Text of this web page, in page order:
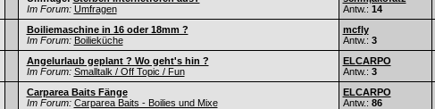
Im Forum: Umfragen
Antw.: 14
Boiliemaschine in 16 oder 18mm ?
Im Forum: Boilieküche
mcfly
Antw.: 3
Angelurlaub geplant ? Wo geht's hin ?
Im Forum: Smalltalk / Off Topic / Fun
ELCARPO
Antw.: 3
Carparea Baits Fänge
Im Forum: Carparea Baits - Boilies und Mixe
ELCARPO
Antw.: 86